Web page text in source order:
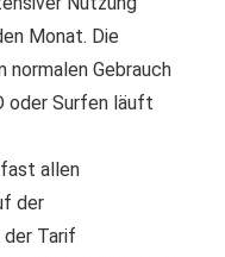
Monat. Die
Gebrauch
oder Surfen läuft
fast allen
der
Tarif